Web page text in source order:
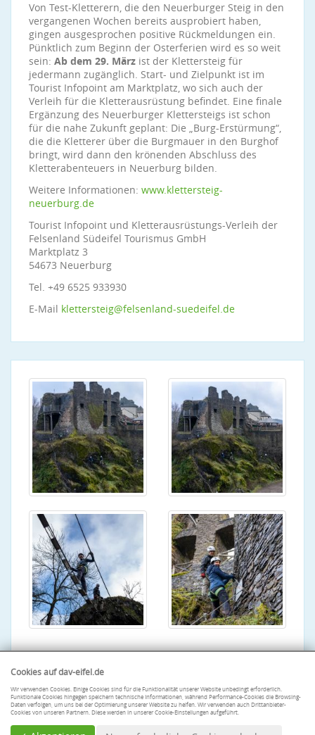
Von Test-Kletterern, die den Neuerburger Steig in den
vergangenen Wochen bereits ausprobiert haben,
gingen ausgesprochen positive Rückmeldungen ein.
Pünktlich zum Beginn der Osterferien wird es so weit
sein: Ab dem 29. März ist der Klettersteig für
jedermann zugänglich. Start- und Zielpunkt ist im
Tourist Infopoint am Marktplatz, wo sich auch der
Verleih für die Kletterausrüstung befindet. Eine finale
Ergänzung des Neuerburger Klettersteigs ist schon
für die nahe Zukunft geplant: Die „Burg-Erstürmung“,
die die Kletterer über die Burgmauer in den Burghof
bringt, wird dann den krönenden Abschluss des
Kletterabenteuers in Neuerburg bilden.
Weitere Informationen: www.klettersteig-
neuerburg.de
Tourist Infopoint und Kletterausrüstungs-Verleih der
Felsenland Südeifel Tourismus GmbH
Marktplatz 3
54673 Neuerburg
Tel. +49 6525 933930
E-Mail klettersteig@felsenland-suedeifel.de
Cookies auf dav-eifel.de
Wir verwenden Cookies. Einige Cookies sind für die Funktionalität unserer Website unbedingt erforderlich.
Funktionale Cookies hingegen speichern technische Informationen, während Performance-Cookies die Browsing-
Daten verfolgen, um uns bei der Optimierung unserer Website zu helfen. Wir verwenden auch Drittanbieter-
Cookies von unseren Partnern. Diese werden in unserer Cookie-Einstellungen aufgeführt.